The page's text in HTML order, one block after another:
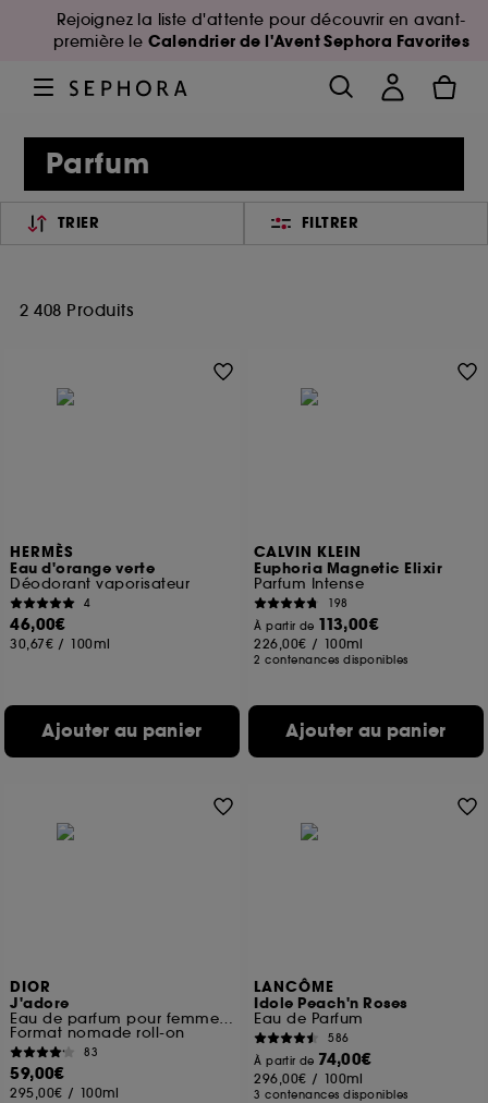
Rejoignez la liste d'attente pour découvrir en avant-
première le Calendrier de l'Avent Sephora Favorites
Parfum
TRIER FILTRER
2 408 Produits
HERMÈS
Eau d'orange verte
Déodorant vaporisateur
4
46,00€
30,67€ / 100ml
Ajouter au panier
CALVIN KLEIN
Euphoria Magnetic Elixir
Parfum Intense
198
À partir de 113,00€
226,00€ / 100ml
2 contenances disponibles
Ajouter au panier
DIOR
J'adore
Eau de parfum pour femme roller-pearl
Format nomade roll-on
83
59,00€
295,00€ / 100ml
LANCÔME
Idole Peach'n Roses
Eau de Parfum
586
À partir de 74,00€
296,00€ / 100ml
3 contenances disponibles